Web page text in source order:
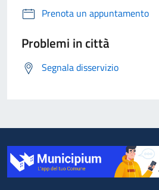
Prenota un appuntamento
Problemi in città
Segnala disservizio